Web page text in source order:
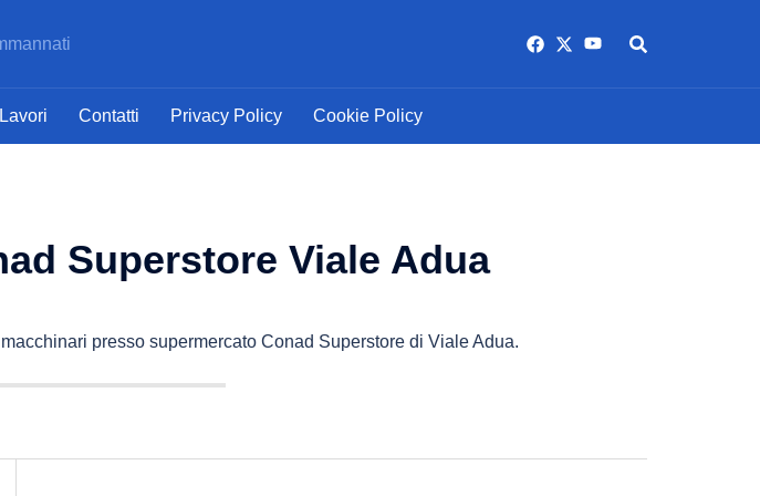
https://www.facebook.com/
https://twitter.com/
https://Cerca
Lavori Contatti Privacy Policy Cookie Policy
Superstore Viale Adua
presso supermercato Conad Superstore di Viale Adua.